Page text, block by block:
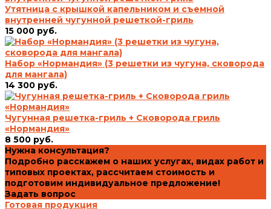
Утятница с крышкой капельником и съемной
внутренней чугунной решеткой-гриль
15 000 руб.
Набор «Нормандия» (3 решетки из чугуна, сковорода
для мангала)
14 300 руб.
Чугунная решетка-гриль + Сковорода гриль
«Нормандия»
8 500 руб.
Нужна консультация?
Подробно расскажем о наших услугах, видах работ и
типовых проектах, рассчитаем стоимость и
подготовим индивидуальное предложение!
Задать вопрос
Готовая продукция